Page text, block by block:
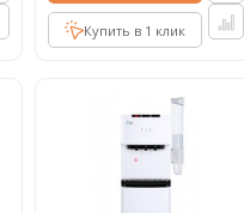
Купить в 1 клик